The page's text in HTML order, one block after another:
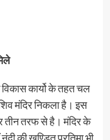
कार्यो के तहत चल
मंदिर निकला है। इस
तीन तरफ से है। मंदिर के